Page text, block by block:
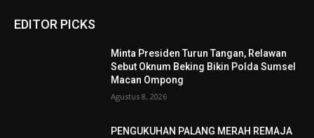
EDITOR PICKS
Minta Presiden Turun Tangan, Relawan
Sebut Oknum Beking Bikin Polda Sumsel
Macan Ompong
Agustus 8, 2026
PENGUKUHAN PALANG MERAH REMAJA